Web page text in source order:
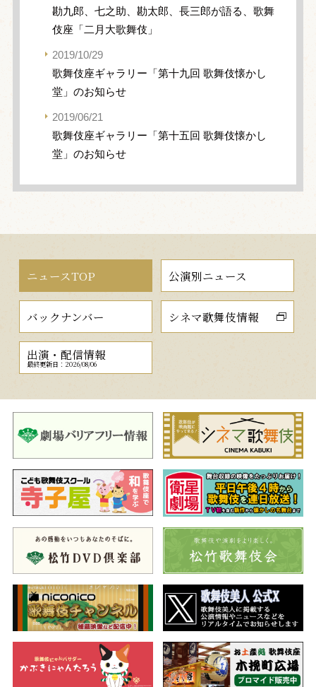
勘九郎、七之助、勘太郎、長三郎が語る、歌舞
伎座「二月大歌舞伎」
2019/10/29
歌舞伎座ギャラリー「第十九回 歌舞伎懐かし
堂」のお知らせ
2019/06/21
歌舞伎座ギャラリー「第十五回 歌舞伎懐かし
堂」のお知らせ
ニュースTOP 公演別ニュース
バックナンバー シネマ歌舞伎情報
出演・配信情報
最終更新日：2026/08/06